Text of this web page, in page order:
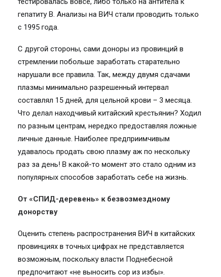
гепатиту B. Анализы на ВИЧ стали проводить только
с 1995 года.
С другой стороны, сами доноры из провинций в
стремлении побольше заработать старательно
нарушали все правила. Так, между двумя сдачами
плазмы минимально разрешенный интервал
составлял 15 дней, для цельной крови – 3 месяца.
Что делал находчивый китайский крестьянин? Ходил
по разным центрам, нередко предоставляя ложные
личные данные. Наиболее предприимчивым
удавалось продать свою плазму аж по нескольку
раз за день! В какой-то момент это стало одним из
популярных способов заработать себе на жизнь.
От «СПИД-деревень» к безвозмездному
донорству
Оценить степень распространения ВИЧ в китайских
провинциях в точных цифрах не представляется
возможным, поскольку власти Поднебесной
предпочитают «не выносить сор из избы».